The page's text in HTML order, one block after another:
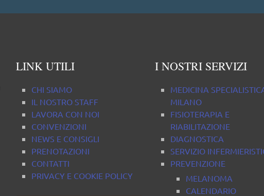
LINK UTILI
CHI SIAMO
IL NOSTRO STAFF
LAVORA CON NOI
CONVENZIONI
NEWS E CONSIGLI
PRENOTAZIONI
CONTATTI
PRIVACY E COOKIE POLICY
I NOSTRI SERVIZI
MEDICINA
MILANO
FISIOTERAPIA E
RIABILITAZIONE
DIAGNOSTICA
SERVIZIO
PREVENZIONE
MELANOMA
CALENDARIO